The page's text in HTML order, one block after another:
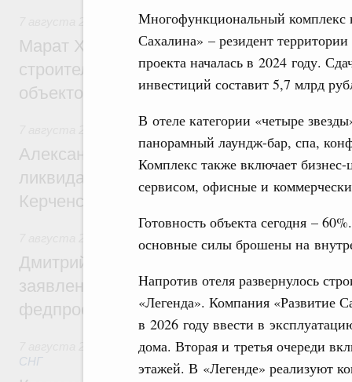
Многофункциональный комплекс
Сахалина» – резидент
проекта началась в 2024 году.
инвестиций составит 5,7 млрд
В отеле категории «четыре
панорамный лаундж-бар, спа,
Комплекс также включает
сервисом, офисные и
Готовность объекта сегодня –
основные силы брошены на
Напротив отеля развернулось
«Легенда». Компания «Развитие
в 2026 году ввести в
дома. Вторая и третья очереди
этажей. В «Легенде» реализуют
Экономика городов. Городская среда
Марат Хуснуллин: «Единый заказчик»
строительство и реконструкцию более
объектов
Чрезвычайные ситуации и ликвидация их
Александр Козлов провёл заседание
ликвидации последствий чрезвычайной
Керченском проливе
Среднее профессиональное образование
Дмитрий Чернышенко: Установлен
заявлений от абитуриентов колледжей и
федпроекта «Профессионалитет»
Евразийский экономический союз.
СНГ